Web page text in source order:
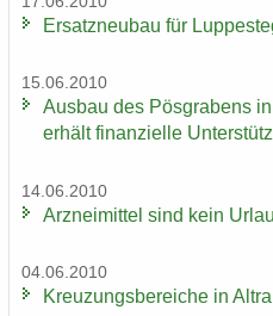
Er­satz­neu­bau für
15.06.2010
Aus­bau des Pös­gra­bens
er­hält fi­nan­zi­el­le
14.06.2010
Arz­nei­mit­tel sind kein
04.06.2010
Kreu­zungs­be­rei­che in